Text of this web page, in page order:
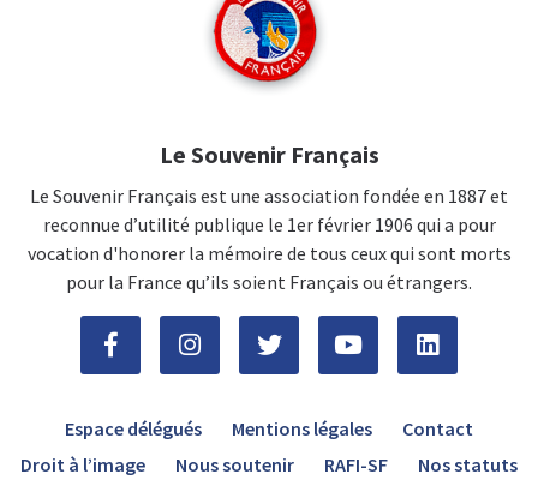
Le Souvenir Français
Le Souvenir Français est une association fondée en 1887 et
reconnue d’utilité publique le 1er février 1906 qui a pour
vocation d'honorer la mémoire de tous ceux qui sont morts
pour la France qu’ils soient Français ou étrangers.
Espace délégués Mentions légales
Contact
Droit à l’image
Nous soutenir RAFI-SF Nos statuts